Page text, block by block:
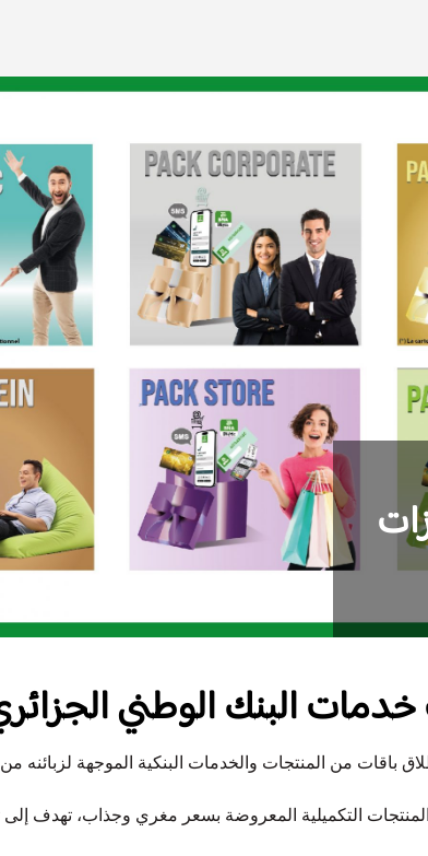
خدمات البنك الوطني
باقات من المنتجات والخدمات البنكية الموجهة لزبائنه
التكميلية المعروضة بسعر مغري وجذاب، تهدف إلى